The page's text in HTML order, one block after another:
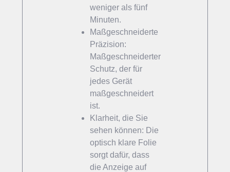
weniger als fünf
Minuten.
Maßgeschneiderte
Präzision:
Maßgeschneiderter
Schutz, der für
jedes Gerät
maßgeschneidert
ist.
Klarheit, die Sie
sehen können: Die
optisch klare Folie
sorgt dafür, dass
die Anzeige auf